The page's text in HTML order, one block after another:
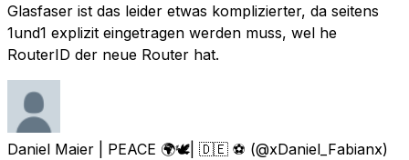
Glasfaser ist das leider etwas komplizierter, da seitens
1und1 explizit eingetragen werden muss, wel he
RouterID der neue Router hat.
Daniel Maier | PEACE 🌍🕊| 🇩🇪 ⚽️ (@xDaniel_Fabianx)